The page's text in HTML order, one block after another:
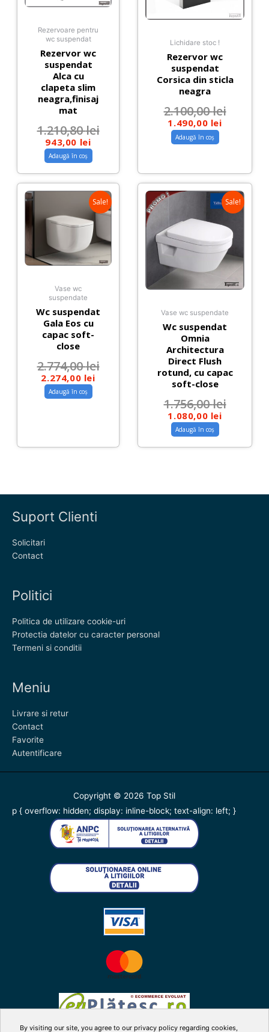
By visiting our site, you agree to our privacy policy regarding cookies,
Rezervoare pentru
wc suspendat
Rezervor wc
suspendat
Alca cu
clapeta slim
neagra,finisaj
mat
1.210,80lei
943,00 lei
Adaugă în coș
Lichidare stoc !
Rezervor wc
suspendat
Corsica din sticla
neagra
2.100,00lei
1.490,00 lei
Adaugă în coș
Sale!
Vase wc
suspendate
Wc suspendat
Gala Eos cu
capac soft-
close
2.774,00lei
2.274,00 lei
Adaugă în coș
Sale!
Vase wc suspendate
Wc suspendat
Omnia
Architectura
Direct Flush
rotund, cu capac
soft-close
1.756,00lei
1.080,00 lei
Adaugă în coș
Suport Clienti
Solicitari
Contact
Politici
Politica de utilizare cookie-uri
Protectia datelor cu caracter personal
Termeni si conditii
Meniu
Livrare si retur
Contact
Favorite
Autentificare
Copyright © 2026 Top Stil
p { overflow: hidden; display: inline-block; text-align: left; }